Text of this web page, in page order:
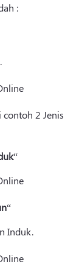
:
.
contoh 2 Jenis
“
“
Induk.